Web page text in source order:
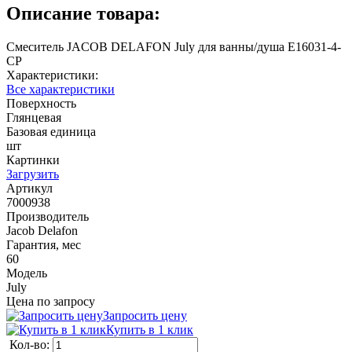
Описание товара:
Смеситель JACOB DELAFON July для ванны/душа E16031-4-
CP
Характеристики:
Все характеристики
Поверхность
Глянцевая
Базовая единица
шт
Картинки
Загрузить
Артикул
7000938
Производитель
Jacob Delafon
Гарантия, мес
60
Модель
July
Цена по запросу
Запросить цену
Купить в 1 клик
Кол-во: